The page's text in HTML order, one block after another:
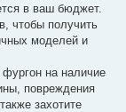
в ваш бюджет.
чтобы получить
моделей и
на наличие
повреждения
захотите